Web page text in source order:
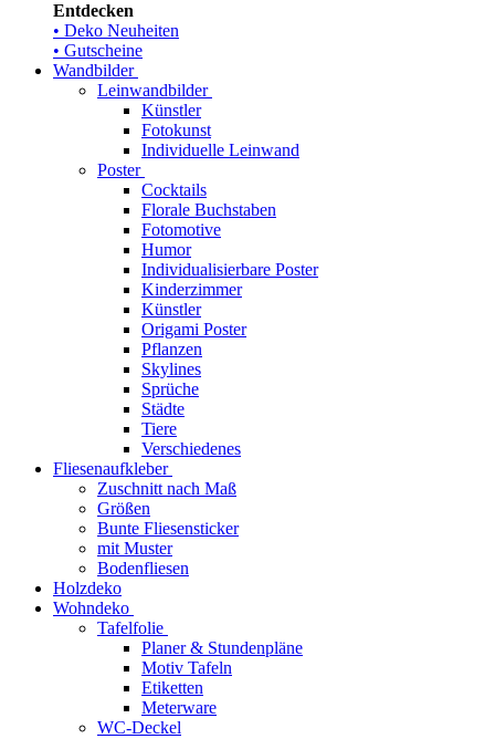
Entdecken
• Deko Neuheiten
• Gutscheine
Wandbilder
Leinwandbilder
Künstler
Fotokunst
Individuelle Leinwand
Poster
Cocktails
Florale Buchstaben
Fotomotive
Humor
Individualisierbare Poster
Kinderzimmer
Künstler
Origami Poster
Pflanzen
Skylines
Sprüche
Städte
Tiere
Verschiedenes
Fliesenaufkleber
Zuschnitt nach Maß
Größen
Bunte Fliesensticker
mit Muster
Bodenfliesen
Holzdeko
Wohndeko
Tafelfolie
Planer & Stundenpläne
Motiv Tafeln
Etiketten
Meterware
WC-Deckel